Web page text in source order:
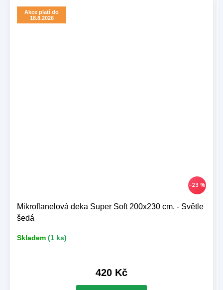
Akce platí do
18.8.2026
–23 %
Mikroflanelová deka Super Soft 200x230 cm. - Světle
šedá
Skladem (1 ks)
420 Kč